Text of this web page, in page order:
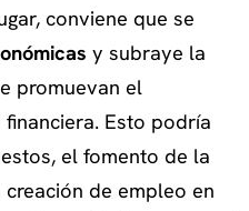
conviene que se
y subraye la
promuevan el
Esto podría
el fomento de la
de empleo en